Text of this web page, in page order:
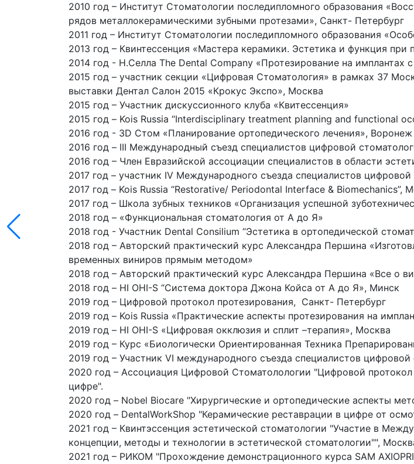
2010 год – Институт Стоматологии последипломного образования
рядов металлокерамическими зубными протезами», Санкт- Петербург
2011 год – Институт Стоматологии последипломного образования
2013 год – Квинтессенция «Мастера керамики. Эстетика и функция при
2014 год - Н.Селла The Dental Company «Протезирование на
2015 год – участник секции «Цифровая Стоматология» в рамках 37
выставки Дентал Салон 2015 «Крокус Экспо», Москва
2015 год – Участник дискуссионного клуба «Квитессенция»
2015 год – Kois Russia “Interdisciplinary treatment planning and functional
2016 год - 3D Стом «Планирование ортопедического лечения», Воронеж
2016 год – III Международный съезд специалистов цифровой
2016 год – Член Евразийской ассоциации специалистов в области
2017 год – участник IV Международного съезда специалистов цифровой
2017 год – Kois Russia “Restorative/ Periodontal Interface & Biomechanics”,
2017 год – Школа зубных техников «Организация успешной
2018 год – «Функциональная стоматология от А до Я»
2018 год - Участник Dental Consilium “Эстетика в ортопедической
2018 год – Авторский практический курс Александра Першина
временных виниров прямым методом»
2018 год – Авторский практический курс Александра Першина «Все о
2018 год – HI OHI-S “Система доктора Джона Койса от А до Я», Минск
2019 год – Цифровой протокол протезирования, Санкт- Петербург
2019 год – Kois Russia «Практические аспекты протезирования на
2019 год – HI OHI-S «Цифровая окклюзия и сплит –терапия», Москва
2019 год – Курс «Биологически Ориентированная Техника
2019 год – Участник VI международного съезда специалистов цифровой
2020 год – Ассоциация Цифровой Стоматолологии "Цифровой
цифре".
2020 год – Nobel Biocare "Хирургические и ортопедические аспекты
2020 год – DentalWorkShop "Керамические реставрации в цифре от
2021 год – Квинтэссенция эстетической стоматологии "Участие в
концепции, методы и технологии в эстетической стоматологии"",
2021 год – РИКОМ "Прохождение демонстрационного курса SAM